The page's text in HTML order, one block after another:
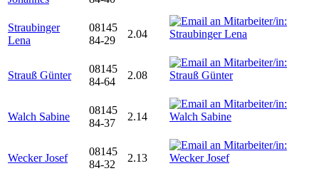
Straubinger
Lena
08145
84-29
2.04
Strauß Günter
08145
84-64
2.08
Walch Sabine
08145
84-37
2.14
Wecker Josef
08145
84-32
2.13